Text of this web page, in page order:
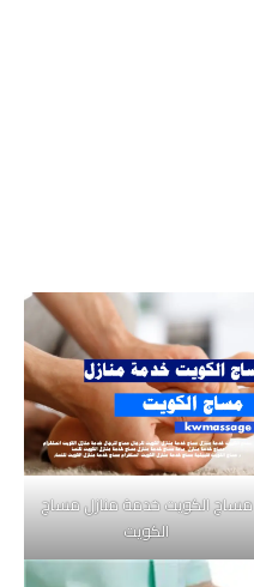
مساج الكويت خدمة منازل مساج
الكويت